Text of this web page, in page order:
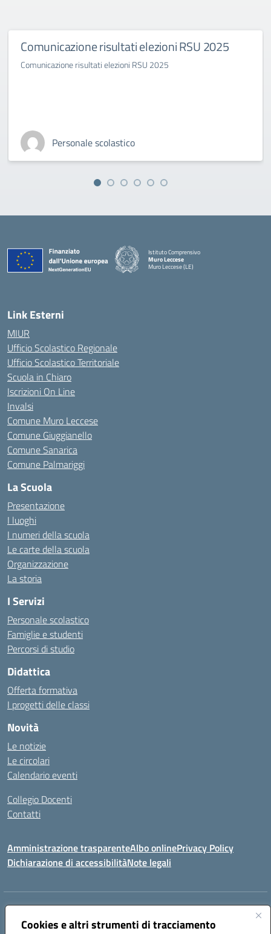
Cookies e altri strumenti di tracciamento
Comunicazione risultati elezioni RSU 2025
Comunicazione risultati elezioni RSU 2025
Personale scolastico
Istituto Comprensivo
Muro Leccese
Muro Leccese (LE)
Link Esterni
MIUR
Ufficio Scolastico Regionale
Ufficio Scolastico Territoriale
Scuola in Chiaro
Iscrizioni On Line
Invalsi
Comune Muro Leccese
Comune Giuggianello
Comune Sanarica
Comune Palmariggi
La Scuola
Presentazione
I luoghi
I numeri della scuola
Le carte della scuola
Organizzazione
La storia
I Servizi
Personale scolastico
Famiglie e studenti
Percorsi di studio
Didattica
Offerta formativa
I progetti delle classi
Novità
Le notizie
Le circolari
Calendario eventi
Collegio Docenti
Contatti
Amministrazione trasparenteAlbo onlinePrivacy Policy
Dichiarazione di accessibilitàNote legali
Indirizzo:
Centralino:+39 0836.341064 Email:leic81300l@istruzione.it